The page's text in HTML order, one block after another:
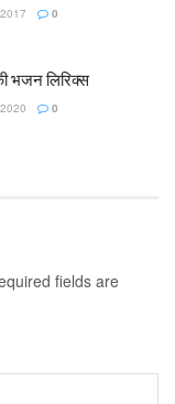
0
भजन लिरिक्स
0
fields are